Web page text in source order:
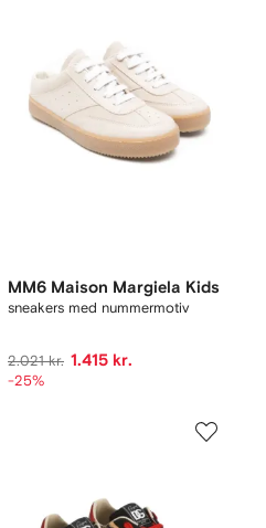
MM6 Maison Margiela Kids
sneakers med nummermotiv
2.021 kr. 1.415 kr.
-25%